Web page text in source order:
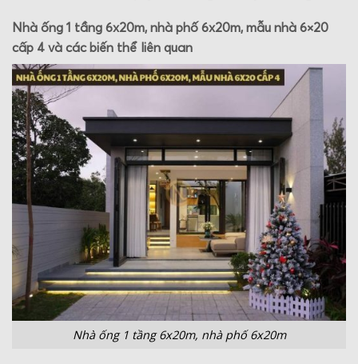
Nhà ống 1 tầng 6x20m, nhà phố 6x20m, mẫu nhà 6×20
cấp 4 và các biến thể liên quan
Nhà ống 1 tầng 6x20m, nhà phố 6x20m